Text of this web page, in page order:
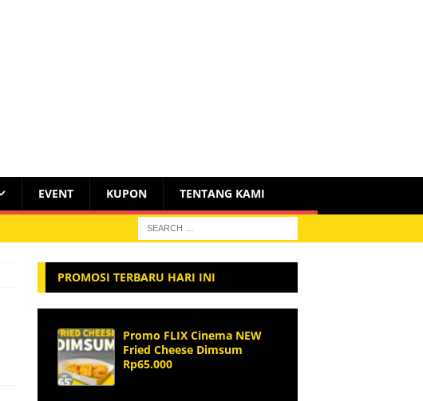
EVENT KUPON TENTANG KAMI
PROMOSI TERBARU HARI INI
Promo FLIX Cinema NEW
Fried Cheese Dimsum
Rp65.000